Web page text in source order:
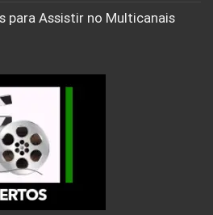
para Assistir no Multicanais